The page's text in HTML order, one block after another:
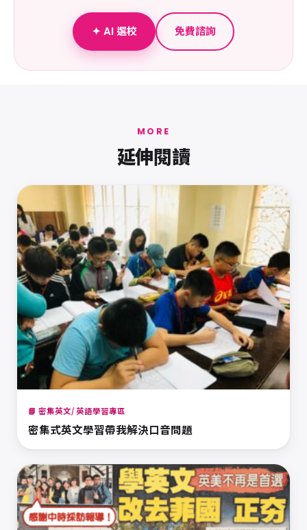
✦ AI 選校 免費諮詢
MORE
延伸閱讀
📘 密集英文/ 英語學習專區
密集式英文學習帶我解決口音問題